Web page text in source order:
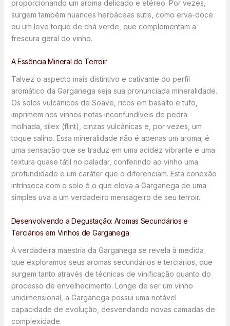
proporcionando um aroma delicado e etéreo. Por vezes,
surgem também nuances herbáceas sutis, como erva-doce
ou um leve toque de chá verde, que complementam a
frescura geral do vinho.
A Essência Mineral do Terroir
Talvez o aspecto mais distintivo e cativante do perfil
aromático da Garganega seja sua pronunciada mineralidade.
Os solos vulcânicos de Soave, ricos em basalto e tufo,
imprimem nos vinhos notas inconfundíveis de pedra
molhada, sílex (flint), cinzas vulcânicas e, por vezes, um
toque salino. Essa mineralidade não é apenas um aroma; é
uma sensação que se traduz em uma acidez vibrante e uma
textura quase tátil no paladar, conferindo ao vinho uma
profundidade e um caráter que o diferenciam. Esta conexão
intrínseca com o solo é o que eleva a Garganega de uma
simples uva a um verdadeiro mensageiro de seu terroir.
Desenvolvendo a Degustação: Aromas Secundários e
Terciários em Vinhos de Garganega
A verdadeira maestria da Garganega se revela à medida
que exploramos seus aromas secundários e terciários, que
surgem tanto através de técnicas de vinificação quanto do
processo de envelhecimento. Longe de ser um vinho
unidimensional, a Garganega possui uma notável
capacidade de evolução, desvendando novas camadas de
complexidade.